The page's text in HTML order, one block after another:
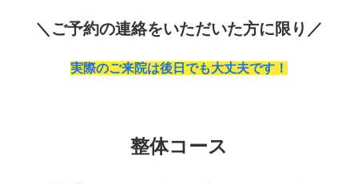
＼ご予約の連絡をいただいた方に限り／
実際のご来院は後日でも大丈夫です！
整体コース